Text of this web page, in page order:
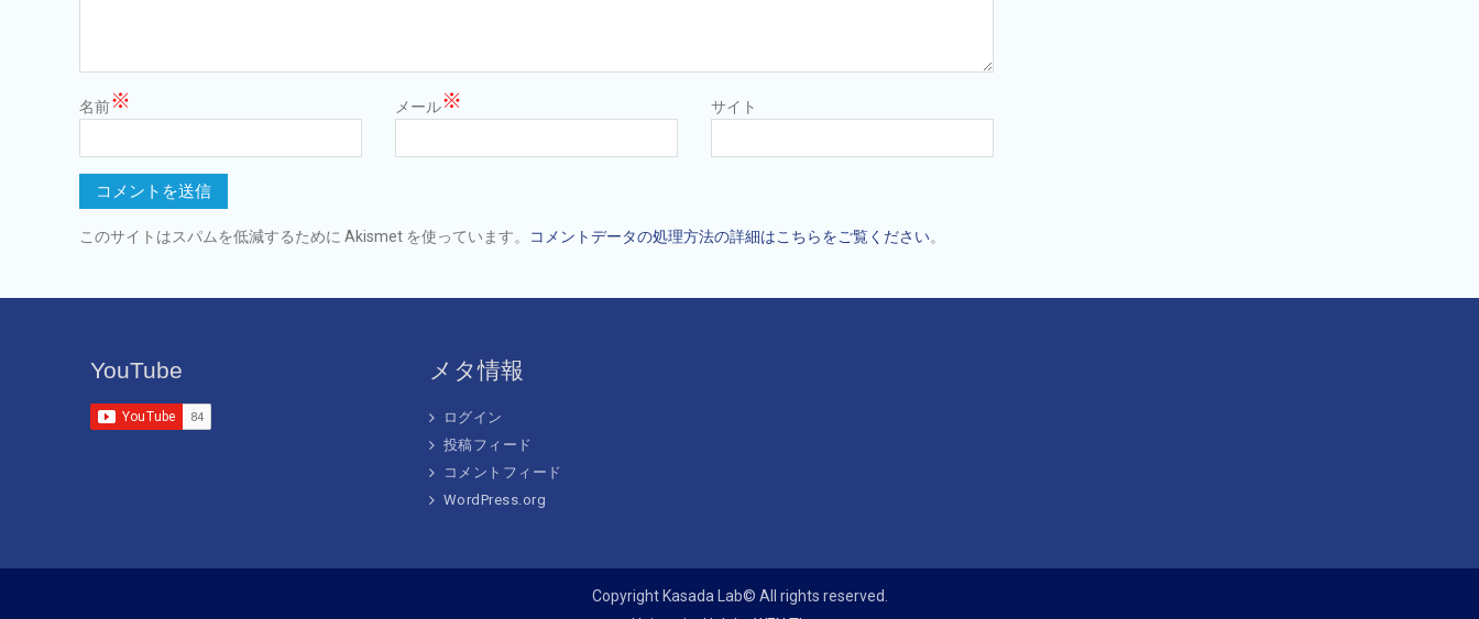
名前※ メール※ サイト
このサイトはスパムを低減するために Akismet を使っています。 コメントデータの処理方法の詳細はこちらをご覧ください。
YouTube メタ情報
ログイン
投稿フィード
コメントフィード
WordPress.org
Copyright Kasada Lab© All rights reserved.